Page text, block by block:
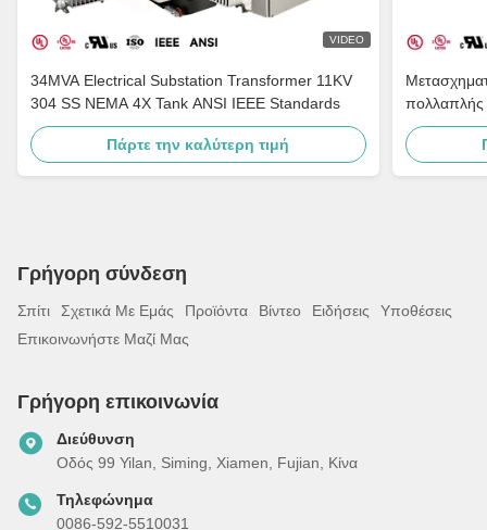
VIDEO
34MVA Electrical Substation Transformer 11KV
304 SS NEMA 4X Tank ANSI IEEE Standards
Πάρτε την καλύτερη τιμή
πολλαπλής
Πρότυπα
Γρήγορη σύνδεση
Σπίτι Σχετικά Με Εμάς Προϊόντα Βίντεο Ειδήσεις
Υποθέσεις
Επικοινωνήστε Μαζί Μας
Γρήγορη επικοινωνία
Διεύθυνση
Οδός 99 Yilan, Siming, Xiamen, Fujian, Κίνα
Τηλεφώνημα
0086-592-5510031